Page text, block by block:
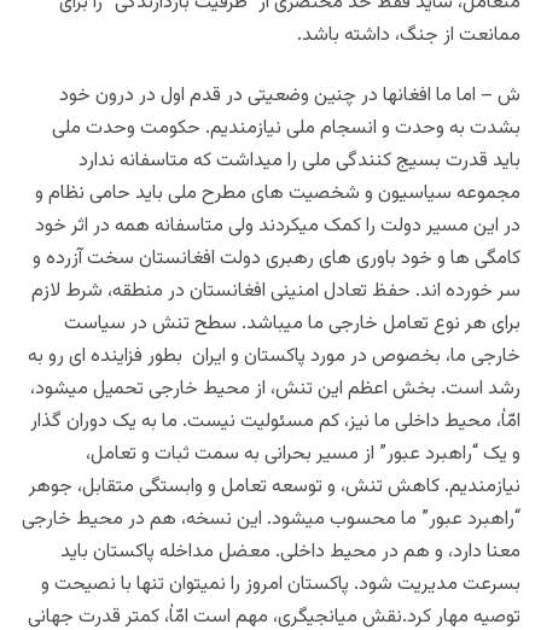
ممانعت از جنگ، داشته باشد.
ش – اما ما افغانها در چنین وضعیتی در قدم اول در درون خود
بشدت به وحدت و انسجام ملی نیازمندیم. حکومت وحدت ملی
باید قدرت بسیج کنندگی ملی را میداشت که متاسفانه ندارد
مجموعه سیاسیون و شخصیت های مطرح ملی باید حامی نظام و
در این مسیر دولت را کمک میکردند ولی متاسفانه همه در اثر خود
کامگی ها و خود باوری های رهبری دولت افغانستان سخت آزرده و
سر خورده اند. حفظ تعادل امنینی افغانستان در منطقه، شرط لازم
برای هر نوع تعامل خارجی ما میباشد. سطح تنش در سیاست
خارجی ما، بخصوص در مورد پاکستان و ایران بطور فزاینده ای رو به
رشد است. بخش اعظم این تنش، از محیط خارجی تحمیل میشود،
امّاٰ، محیط داخلی ما نیز، کم مسئولیت نیست. ما به یک دوران گذار
و یک “راهبرد عبور” از مسیر بحرانی به سمت ثبات و تعامل،
نیازمندیم. کاهش تنش، و توسعه تعامل و وابستگی متقابل، جوهر
“راهبرد عبور” ما محسوب میشود. این نسخه، هم در محیط خارجی
معنا دارد، و هم در محیط داخلی. معضل مداخله پاکستان باید
بسرعت مدیریت شود. پاکستان امروز را نمیتوان تنها با نصیحت و
توصیه مهار کرد.نقش میانجیگری، مهم است امّاٰ، کمتر قدرت جهانی